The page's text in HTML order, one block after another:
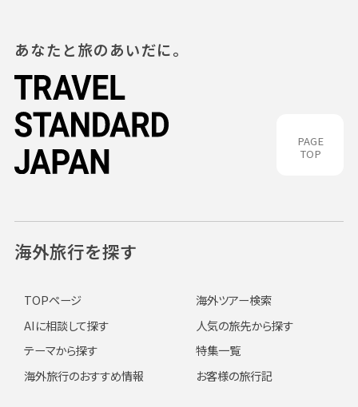
PAGE
TOP
あなたと旅のあいだに。
海外旅行を探す
TOPページ
海外ツアー検索
AIに相談して探す
人気の旅先から探す
テーマから探す
特集一覧
海外旅行のおすすめ情報
お客様の旅行記